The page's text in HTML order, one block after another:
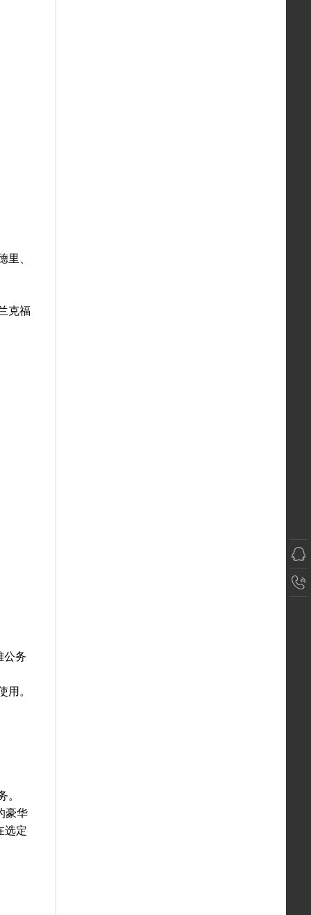
里、
克福
公务
用。
。
豪华
选定